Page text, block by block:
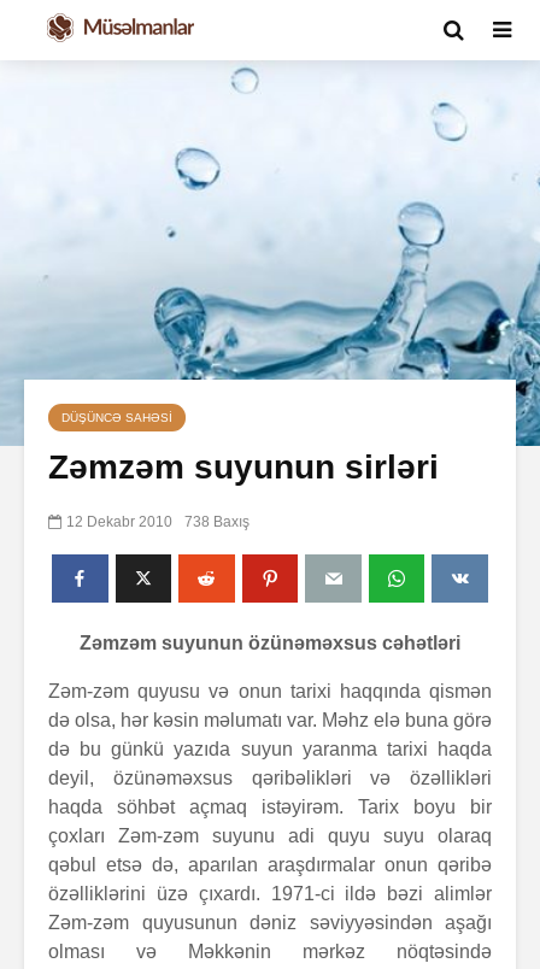
DÜŞÜNCƏ SAHƏSI
Zəmzəm suyunun sirləri
12 Dekabr 2010 738 Baxış
Zəmzəm suyunun özünəməxsus cəhətləri
Zəm-zəm quyusu və onun tarixi haqqında qismən
də olsa, hər kəsin məlumatı var. Məhz elə buna görə
də bu günkü yazıda suyun yaranma tarixi haqda
deyil, özünəməxsus qəribəlikləri və özəllikləri
haqda söhbət açmaq istəyirəm. Tarix boyu bir
çoxları Zəm-zəm suyunu adi quyu suyu olaraq
qəbul etsə də, aparılan araşdırmalar onun qəribə
özəlliklərini üzə çıxardı. 1971-ci ildə bəzi alimlər
Zəm-zəm quyusunun dəniz səviyyəsindən aşağı
olması və Məkkənin mərkəz nöqtəsində